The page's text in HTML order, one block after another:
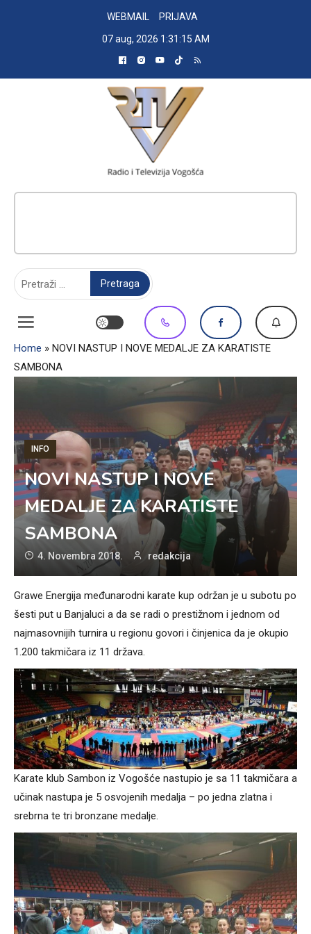
WEBMAIL
PRIJAVA
07 aug, 2026 1:31:16 AM
Home » NOVI NASTUP I NOVE MEDALJE ZA KARATISTE
SAMBONA
INFO
NOVI NASTUP I NOVE
MEDALJE ZA KARATISTE
SAMBONA
4. Novembra 2018. redakcija
Grawe Energija međunarodni karate kup održan je u subotu po
šesti put u Banjaluci a da se radi o prestižnom i jednom od
najmasovnijih turnira u regionu govori i činjenica da je okupio
1.200 takmičara iz 11 država.
Karate klub Sambon iz Vogošće nastupio je sa 11 takmičara a
učinak nastupa je 5 osvojenih medalja – po jedna zlatna i
srebrna te tri bronzane medalje.